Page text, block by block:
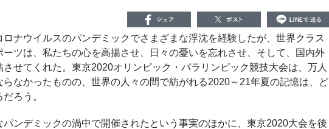
ナウイルスのパンデミックでさまざまな浮沈を経験したが、世界クラス
ツは、私たちの心を高揚させ、日々の憂いを忘れさせ、そして、国内外
せてくれた。東京2020オリンピック・パラリンピック競技大会は、万人
なかったものの、世界の人々の間で紡がれる2020～21年夏の記憶は、ど
ろう。
ンデミックの渦中で開催されたという事実のほかに、東京2020大会を後